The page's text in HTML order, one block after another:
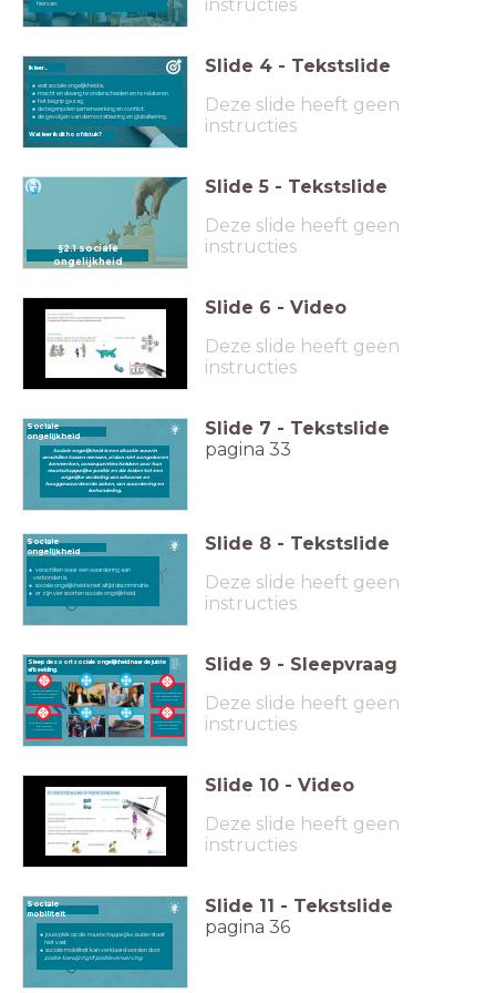
hiervan.
instructies
Wat leer ik dit hoofdstuk?
wat sociale ongelijkheid is.
macht en dwang te onderscheiden en te relateren.
het begrip gezag.
de tegenpolen samenwerking en conflict.
de gevolgen van democratisering en globalisering.
Ik leer... Slide 4 - Tekstslide
Deze slide heeft geen
instructies
§2.1 sociale
ongelijkheid
Slide 5 - Tekstslide
Deze slide heeft geen
instructies
Slide 6 - Video
Deze slide heeft geen
instructies
Sociale
ongelijkheid
Sociale ongelijkheid is een situatie waarin
verschillen tussen mensen, al dan niet aangeboren
kenmerken, consequenties hebben voor hun
maatschappelijke positie en die leiden tot een
ongelijke verdeling van schaarse en
hooggewaardeerde zaken, van waardering en
behandeling.
Slide 7 - Tekstslide
pagina 33
Sociale
ongelijkheid
verschillen waar een waardering aan
verbonden is.
sociale ongelijkheid is niet altijd discriminatie.
er zijn vier soorten sociale ongelijkheid.
Slide 8 - Tekstslide
Deze slide heeft geen
instructies
Sleep de soort sociale ongelijkheid naar de juiste
afbeelding.
ongelijke verdeling
van sociale
hulpbronnen
ongelijke verdeling
van economische
hulpbronnen
ongelijke verdeling
van politieke
hulpbronnen
Slide 9 - Sleepvraag
Deze slide heeft geen
instructies
Slide 10 - Video
Deze slide heeft geen
instructies
Sociale
mobiliteit
jouw plek op demaatschappelijke ladderstaat
niet vast.
sociale mobiliteit kan verklaard worden door
positie toewijzingofpositieverwerving.
Slide 11 - Tekstslide
pagina 36